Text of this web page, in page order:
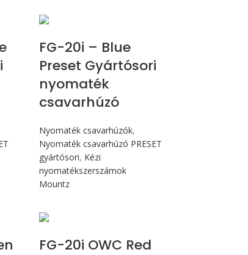
FG-20i – Blue
Preset Gyártósori
nyomaték
csavarhúzó
Nyomaték csavarhúzók,
Nyomaték csavarhúzó PRESET
gyártósori, Kézi
nyomatékszerszámok
Mountz
FG-20i OWC Red